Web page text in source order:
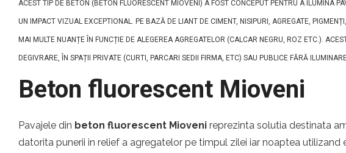
ACEST TIP DE BETON (BETON FLUORESCENT MIOVENI) A FOST CONCEPUT PENTRU A ILUMINA
UN IMPACT VIZUAL EXCEPTIONAL. PE BAZĂ DE LIANT DE CIMENT, NISIPURI, AGREGATE,
MAI MULTE NUANȚE ÎN FUNCȚIE DE ALEGEREA AGREGATELOR (CALCAR NEGRU, ROZ ETC.).
DEGIVRARE, ÎN SPAȚII PRIVATE (CURTI, PARCARI SEDII FIRMA, ETC) SAU PUBLICE FĂRĂ
Beton fluorescent Mioveni
Pavajele din beton fluorescent Mioveni reprezinta solutia destinata
datorita punerii in relief a agregatelor pe timpul zilei iar noaptea